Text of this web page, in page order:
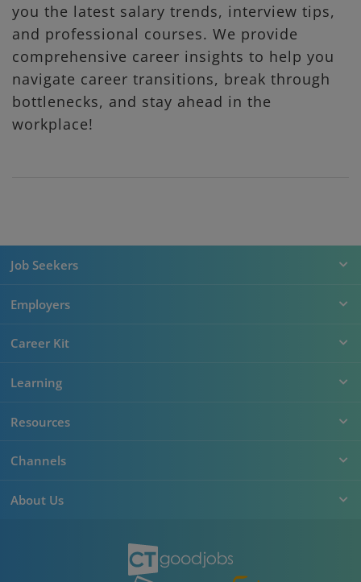
you the latest salary trends, interview tips,
and professional courses. We provide
comprehensive career insights to help you
navigate career transitions, break through
bottlenecks, and stay ahead in the
workplace!
Job Seekers
Employers
Career Kit
Learning
Resources
Channels
About Us